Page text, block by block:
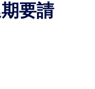
要請